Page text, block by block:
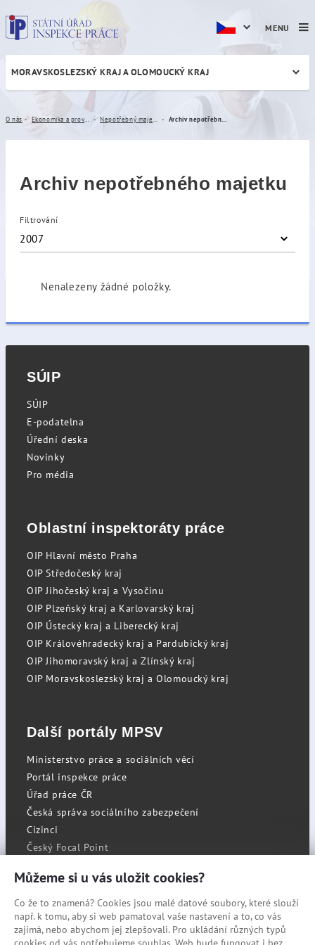
Archiv nepotřebného
MORAVSKOSLEZSKÝ KRAJ A OLOMOUCKÝ KRAJ
O nás
Archiv nepotřebného majetku
Filtrování
2007
Nenalezeny žádné položky.
MENU
SÚIP
SÚIP
E-podatelna
Úřední deska
Novinky
Pro média
Oblastní inspektoráty práce
OIP Hlavní město Praha
OIP Středočeský kraj
OIP Jihočeský kraj a Vysočinu
OIP Plzeňský kraj a Karlovarský kraj
OIP Ústecký kraj a Liberecký kraj
OIP Královéhradecký kraj a Pardubický kraj
OIP Jihomoravský kraj a Zlínský kraj
OIP Moravskoslezský kraj a Olomoucký kraj
Další portály MPSV
Ministerstvo práce a sociálních věcí
Portál inspekce práce
Úřad práce ČR
Česká správa sociálního zabezpečení
Cizinci
Český Focal Point
RSS
Cookies
Můžeme si u vás uložit cookies?
Co že to znamená? Cookies jsou malé datové soubory, které slouží
např. k tomu, aby si web pamatoval vaše nastavení a to, co vás
zajímá, nebo abychom jej zlepšovali. Pro ukládání různých typů